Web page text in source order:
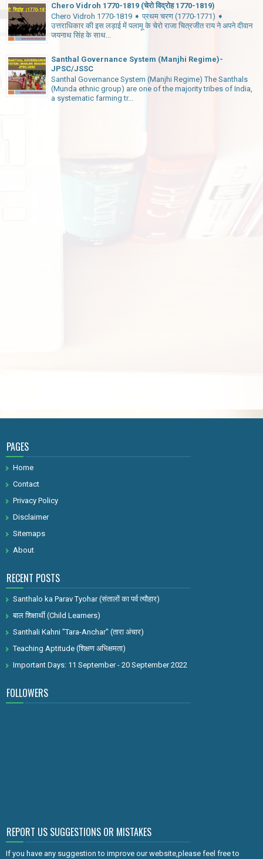
Chero Vidroh 1770-1819 (चेरो विद्रोह 1770-1819)
Chero Vidroh 1770-1819 ➧ प्रथम चरण (1770-1771) ➧
उत्तराधिकार की इस लड़ाई में पलामू के चेरो राजा चित्रजीत राय ने अपने दीवान
जयनाथ सिंह के साथ...
Santhal Governance System (Manjhi Regime)-
JPSC/JSSC
Santhal Governance System (Manjhi Regime) The Santhals
(Munda ethnic group) are one of the majority tribes of India,
a systematic farming tr...
PAGES
Home
Contact
Privacy Policy
Disclaimer
Sitemaps
About
RECENT POSTS
Santhalo ka Parav Tyohar (संतालों का पर्व त्यौहार)
बाल शिक्षार्थी (Child Learners)
Santhali Kahni "Tara-Anchar" (तारा अंचार)
Teaching Aptitude (शिक्षण अभिक्षमता)
Important Days: 11 September - 20 September 2022
FOLLOWERS
REPORT US SUGGESTIONS OR MISTAKES
If you have any suggestion to improve our website,please feel free to